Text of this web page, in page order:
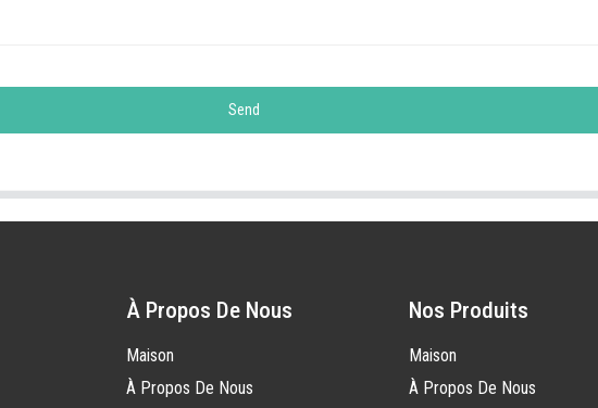
Send
À Propos De Nous
Maison
À Propos De Nous
Nos Produits
Maison
À Propos De Nous